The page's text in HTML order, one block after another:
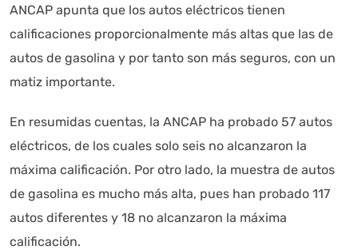
ANCAP apunta que los autos eléctricos tienen
calificaciones proporcionalmente más altas que las de
autos de gasolina y por tanto son más seguros, con un
matiz importante.
En resumidas cuentas, la ANCAP ha probado 57 autos
eléctricos, de los cuales solo seis no alcanzaron la
máxima calificación. Por otro lado, la muestra de autos
de gasolina es mucho más alta, pues han probado 117
autos diferentes y 18 no alcanzaron la máxima
calificación.
Estoy aquí para encontrar lo que necesitas. ¿Qué estás
buscando? "Este asistente con IA (OpenAI) ofrece
información referencial que puede contener errores.
Asistente con IA en desarrollo. Autoanalítica optimiza